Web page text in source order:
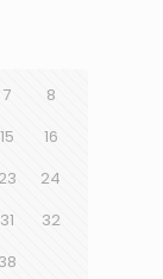
7
8
15
16
23
24
31
32
38